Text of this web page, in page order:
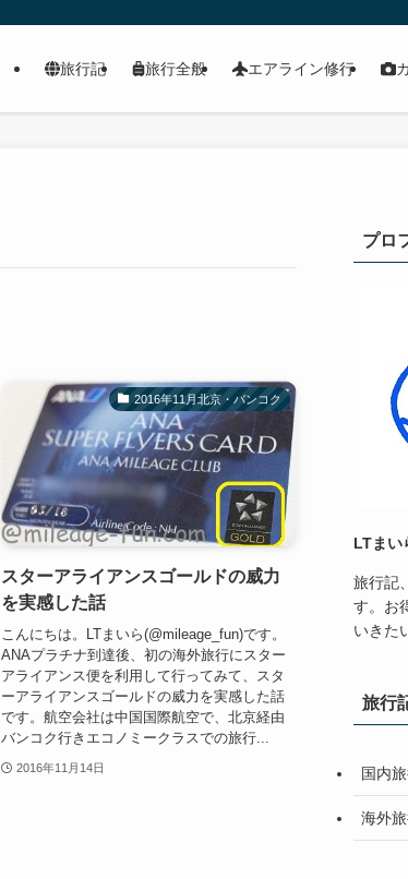
旅行記 旅行全般 エアライン修行
2016年11月北京・バンコク
スターアライアンスゴールドの威力
を実感した話
こんにちは。LTまいら(@mileage_fun)です。
ANAプラチナ到達後、初の海外旅行にスター
アライアンス便を利用して行ってみて、スタ
ーアライアンスゴールドの威力を実感した話
です。航空会社は中国国際航空で、北京経由
バンコク行きエコノミークラスでの旅行...
2016年11月14日
プロ
LTまい
旅行記
す。お
いきた
旅行
国内
海外